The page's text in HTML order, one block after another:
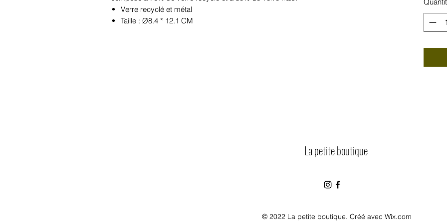
Verre recyclé et métal
Taille : Ø8.4 * 12.1 CM
La petite boutique
© 2022 La petite boutique. Créé avec Wix.com